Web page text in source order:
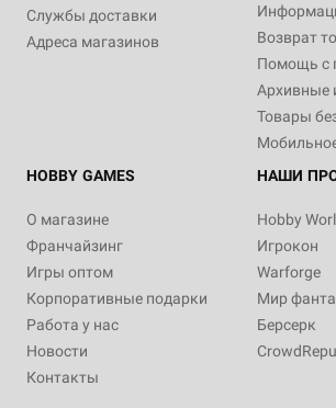
Службы доставки
Адреса магазинов
Возврат
Помощь с
Архивные
Товары
HOBBY GAMES
О магазине
Франчайзинг
Игры оптом
Корпоративные подарки
Работа у нас
Новости
Контакты
НАШИ
Hobby
Игрокон
Warforge
Мир
Берсерк